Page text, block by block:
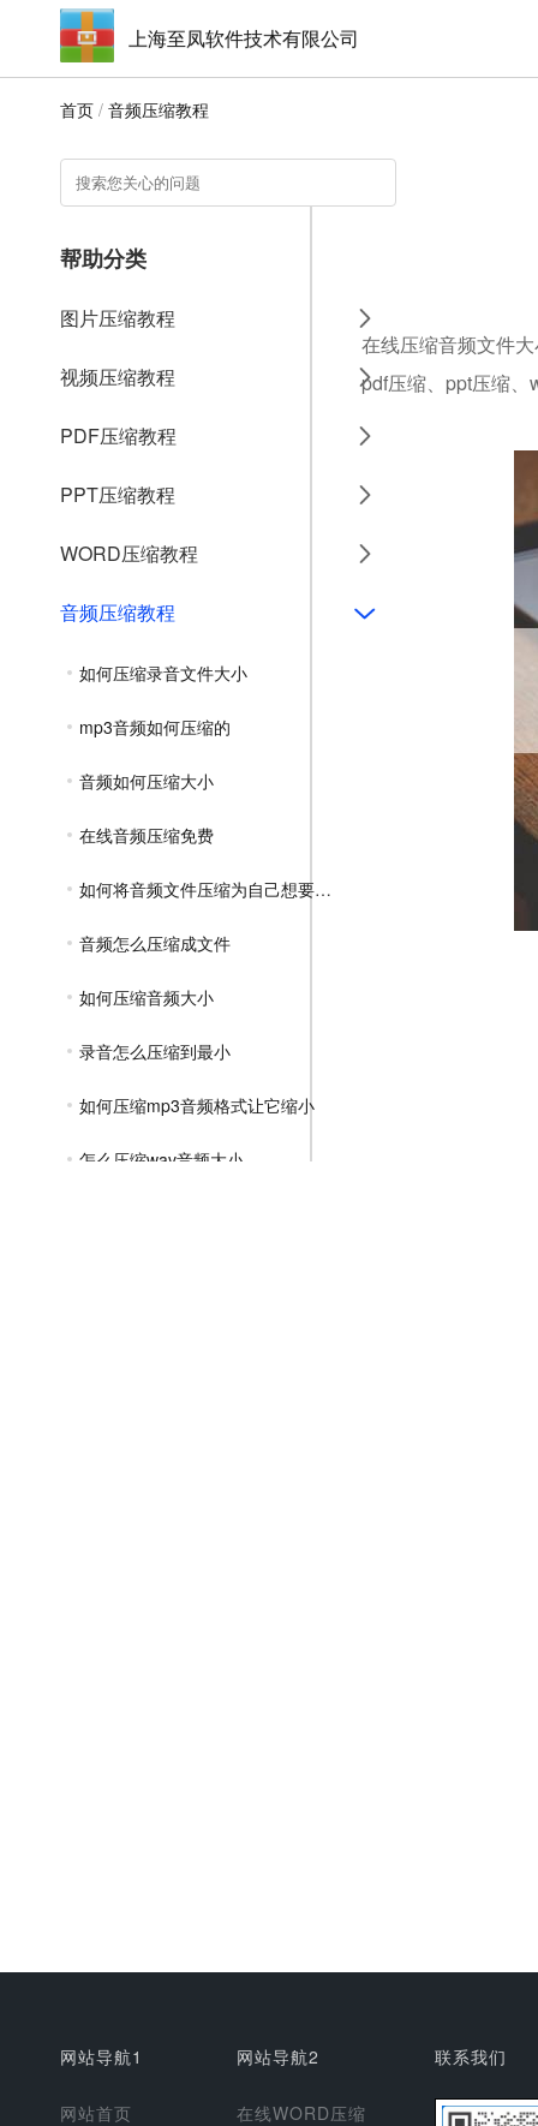
上海至凤软件技术有限公司
首页 / 音频压缩教程
帮助分类
图片压缩教程
视频压缩教程
PDF压缩教程
PPT压缩教程
WORD压缩教程
音频压缩教程
如何压缩录音文件大小
mp3音频如何压缩的
音频如何压缩大小
在线音频压缩免费
如何将音频文件压缩为自己想要的大小
音频怎么压缩成文件
如何压缩音频大小
录音怎么压缩到最小
如何压缩mp3音频格式让它缩小
怎么压缩wav音频大小
在线压缩音频文件
pdf压缩、ppt压缩
网站导航1
网站首页
网站导航2
在线WORD压缩
联系我们